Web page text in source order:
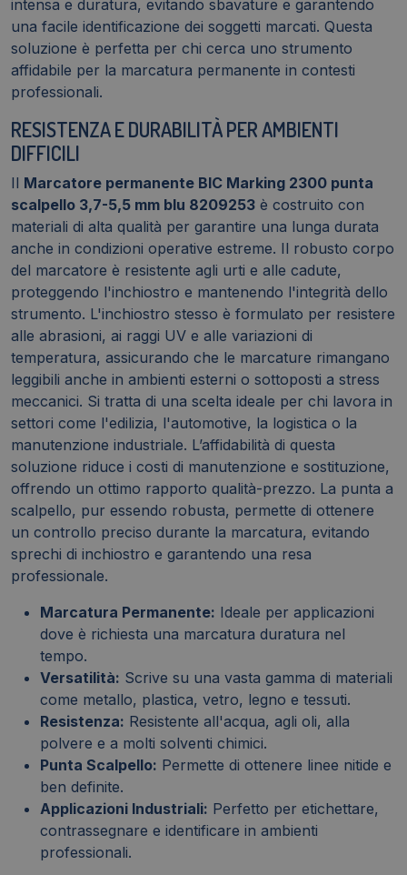
intensa e duratura, evitando sbavature e garantendo
una facile identificazione dei soggetti marcati. Questa
soluzione è perfetta per chi cerca uno strumento
affidabile per la marcatura permanente in contesti
professionali.
RESISTENZA E DURABILITÀ PER AMBIENTI
DIFFICILI
Il Marcatore permanente BIC Marking 2300 punta
scalpello 3,7-5,5 mm blu 8209253 è costruito con
materiali di alta qualità per garantire una lunga durata
anche in condizioni operative estreme. Il robusto corpo
del marcatore è resistente agli urti e alle cadute,
proteggendo l'inchiostro e mantenendo l'integrità dello
strumento. L'inchiostro stesso è formulato per resistere
alle abrasioni, ai raggi UV e alle variazioni di
temperatura, assicurando che le marcature rimangano
leggibili anche in ambienti esterni o sottoposti a stress
meccanici. Si tratta di una scelta ideale per chi lavora in
settori come l'edilizia, l'automotive, la logistica o la
manutenzione industriale. L’affidabilità di questa
soluzione riduce i costi di manutenzione e sostituzione,
offrendo un ottimo rapporto qualità-prezzo. La punta a
scalpello, pur essendo robusta, permette di ottenere
un controllo preciso durante la marcatura, evitando
sprechi di inchiostro e garantendo una resa
professionale.
Marcatura Permanente: Ideale per applicazioni
dove è richiesta una marcatura duratura nel
tempo.
Versatilità: Scrive su una vasta gamma di materiali
come metallo, plastica, vetro, legno e tessuti.
Resistenza: Resistente all'acqua, agli oli, alla
polvere e a molti solventi chimici.
Punta Scalpello: Permette di ottenere linee nitide e
ben definite.
Applicazioni Industriali: Perfetto per etichettare,
contrassegnare e identificare in ambienti
professionali.